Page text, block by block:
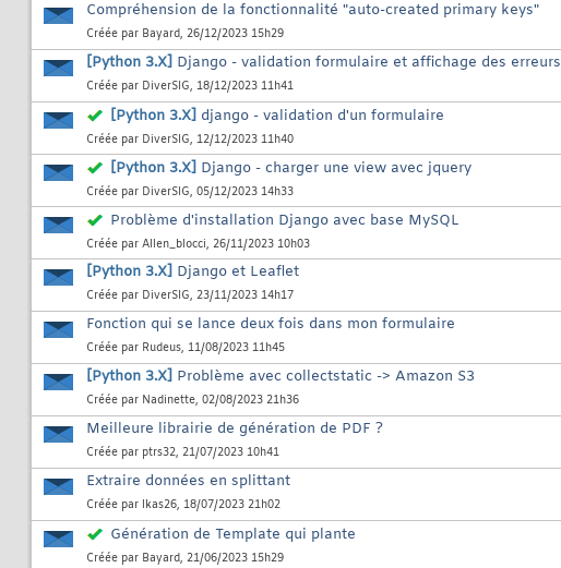
Compréhension de la fonctionnalité "auto-created primary keys"
Créée par Bayard, 26/12/2023 15h29
[Python 3.X] Django - validation formulaire et affichage des erreurs
Créée par DiverSIG, 18/12/2023 11h41
[Python 3.X] django - validation d'un formulaire
Créée par DiverSIG, 12/12/2023 11h40
[Python 3.X] Django - charger une view avec jquery
Créée par DiverSIG, 05/12/2023 14h33
Problème d'installation Django avec base MySQL
Créée par Allen_blocci, 26/11/2023 10h03
[Python 3.X] Django et Leaflet
Créée par DiverSIG, 23/11/2023 14h17
Fonction qui se lance deux fois dans mon formulaire
Créée par Rudeus, 11/08/2023 11h45
[Python 3.X] Problème avec collectstatic -> Amazon S3
Créée par Nadinette, 02/08/2023 21h36
Meilleure librairie de génération de PDF ?
Créée par ptrs32, 21/07/2023 10h41
Extraire données en splittant
Créée par lkas26, 18/07/2023 21h02
Génération de Template qui plante
Créée par Bayard, 21/06/2023 15h29